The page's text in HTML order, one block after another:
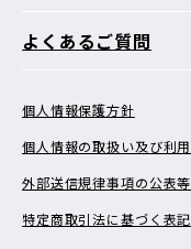
よくあるご質問
個人情報保護方針
個人情報の取扱い及び利
外部送信規律事項の公表
特定商取引法に基づく表記